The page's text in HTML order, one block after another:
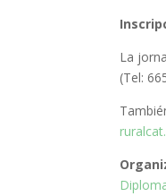
La
(Tel: